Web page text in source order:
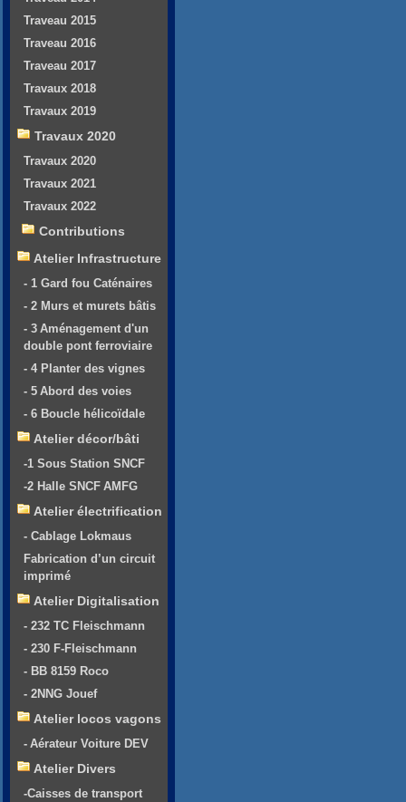
Traveau 2015
Traveau 2016
Traveau 2017
Travaux 2018
Travaux 2019
Travaux 2020
Travaux 2020
Travaux 2021
Travaux 2022
Contributions
Atelier Infrastructure
- 1 Gard fou Caténaires
- 2 Murs et murets bâtis
- 3 Aménagement d'un
double pont ferroviaire
- 4 Planter des vignes
- 5 Abord des voies
- 6 Boucle hélicoïdale
Atelier décor/bâti
-1 Sous Station SNCF
-2 Halle SNCF AMFG
Atelier électrification
- Cablage Lokmaus
Fabrication d’un circuit
imprimé
Atelier Digitalisation
- 232 TC Fleischmann
- 230 F-Fleischmann
- BB 8159 Roco
- 2NNG Jouef
Atelier locos vagons
- Aérateur Voiture DEV
Atelier Divers
-Caisses de transport